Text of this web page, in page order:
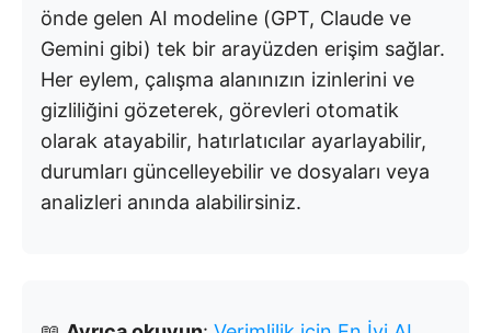
önde gelen AI modeline (GPT, Claude ve
Gemini gibi) tek bir arayüzden erişim sağlar.
Her eylem, çalışma alanınızın izinlerini ve
gizliliğini gözeterek, görevleri otomatik
olarak atayabilir, hatırlatıcılar ayarlayabilir,
durumları güncelleyebilir ve dosyaları veya
analizleri anında alabilirsiniz.